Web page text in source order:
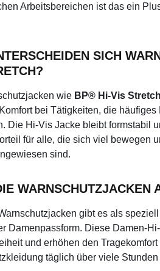
Arbeitsbereichen ist das ein
SICH
wie BP® Hi-Vis Stretch
bei Tätigkeiten, die
Die Hi-Vis Jacke bleibt formstabil
für alle, die sich viel bewegen
sind.
WARNSCHUTZJACKEN
gibt es als
Damenpassform. Diese Damen-
und erhöhen den
täglich über viele